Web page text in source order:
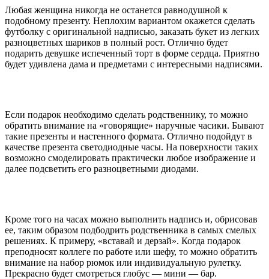
Любая женщина никогда не останется равнодушной к
подобному презенту. Неплохим вариантом окажется сделать
футболку с оригинальной надписью, заказать букет из легких
разноцветных шариков в полный рост. Отлично будет
подарить девушке испеченный торт в форме сердца. Приятно
будет удивлена дама и предметами с интересными надписями.
Если подарок необходимо сделать родственнику, то можно
обратить внимание на «говорящие» наручные часики. Бывают
такие презенты и настенного формата. Отлично подойдут в
качестве презента светодиодные часы. На поверхности таких
возможно смоделировать практически любое изображение и
далее подсветить его разноцветными диодами.
Кроме того на часах можно выполнить надпись и, обрисовав
ее, таким образом подбодрить родственника в самых смелых
решениях. К примеру, «вставай и дерзай». Когда подарок
преподносят коллеге по работе или шефу, то можно обратить
внимание на набор рюмок или индивидуальную рулетку.
Прекрасно будет смотреться глобус — мини — бар.